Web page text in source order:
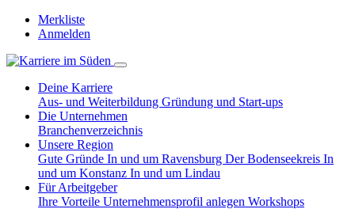
Merkliste
Anmelden
Deine Karriere
Aus- und Weiterbildung Gründung und Start-ups
Die Unternehmen
Branchenverzeichnis
Unsere Region
Gute Gründe In und um Ravensburg Der Bodenseekreis In
und um Konstanz In und um Lindau
Für Arbeitgeber
Ihre Vorteile Unternehmensprofil anlegen Workshops